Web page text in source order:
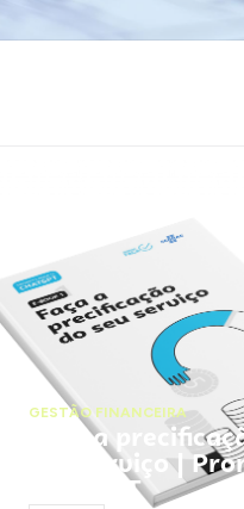
GESTÃO FINANCEIRA
Faça a
seu serviço |
ChatGPT